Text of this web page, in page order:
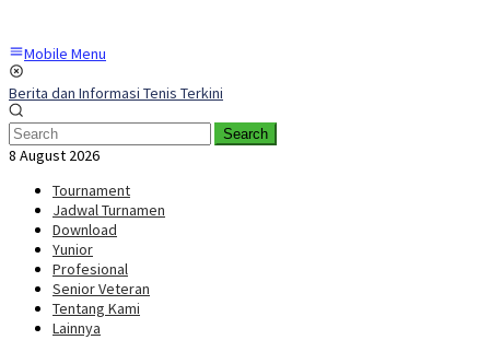
Mobile Menu
Berita dan Informasi Tenis Terkini
Search
8 August 2026
Tournament
Jadwal Turnamen
Download
Yunior
Profesional
Senior Veteran
Tentang Kami
Lainnya